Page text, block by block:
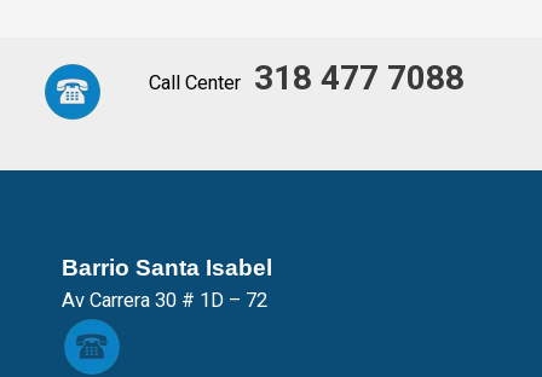
Call Center 318 477 7088
Barrio Santa Isabel
Av Carrera 30 # 1D – 72